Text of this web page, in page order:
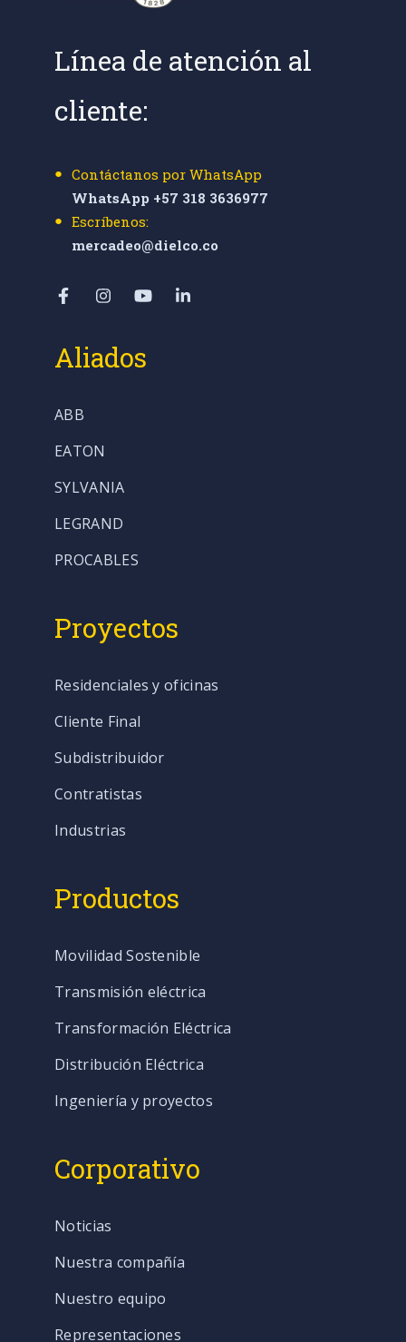
Línea de atención al
cliente:
Contáctanos por WhatsApp
WhatsApp +57 318 3636977
Escríbenos:
mercadeo@dielco.co
Aliados
ABB
EATON
SYLVANIA
LEGRAND
PROCABLES
Proyectos
Residenciales y oficinas
Cliente Final
Subdistribuidor
Contratistas
Industrias
Productos
Movilidad Sostenible
Transmisión eléctrica
Transformación Eléctrica
Distribución Eléctrica
Ingeniería y proyectos
Corporativo
Noticias
Nuestra compañía
Nuestro equipo
Representaciones